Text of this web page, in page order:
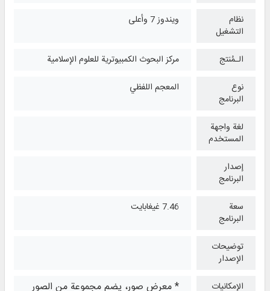
نظام
التشغیل
ويندوز 7 وأعلی
الـمُنتج
مركز البحوث الكمبيوترية للعلوم الإسلامية
نوع
البرنامج
المعجم اللفظي
لغة واجهة
المستخدم
إصدار
البرنامج
سعة
البرنامج
7.46 غيغابايت
توضيحات
الإصدار
الإمكانيات
* معرض صور، يضم مجموعة من الصور